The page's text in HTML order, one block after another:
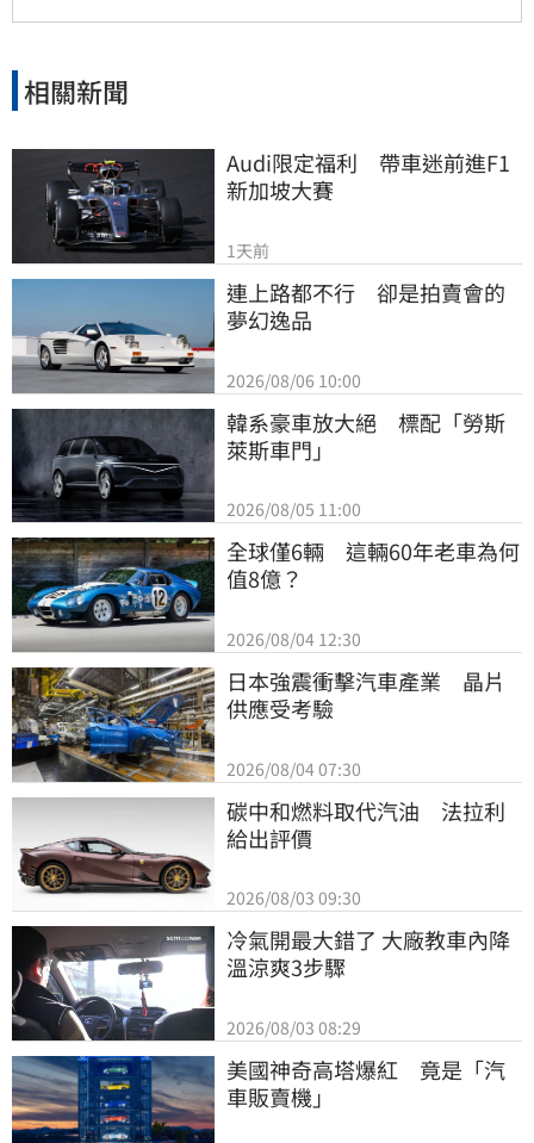
相關新聞
Audi限定福利　帶車迷前進F1
新加坡大賽
1天前
連上路都不行　卻是拍賣會的
夢幻逸品
2026/08/06 10:00
韓系豪車放大絕　標配「勞斯
萊斯車門」
2026/08/05 11:00
全球僅6輛　這輛60年老車為何
值8億？
2026/08/04 12:30
日本強震衝擊汽車產業　晶片
供應受考驗
2026/08/04 07:30
碳中和燃料取代汽油　法拉利
給出評價
2026/08/03 09:30
冷氣開最大錯了 大廠教車內降
溫涼爽3步驟
2026/08/03 08:29
美國神奇高塔爆紅　竟是「汽
車販賣機」